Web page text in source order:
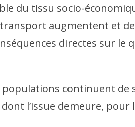
du tissu socio-
augmentent et
directes sur le
continuent de
l’issue demeure, pour